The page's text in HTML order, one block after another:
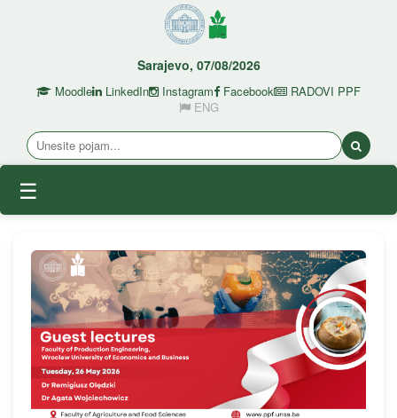
Sarajevo, 07/08/2026
Moodle LinkedIn Instagram Facebook
RADOVI PPF
ENG
☰